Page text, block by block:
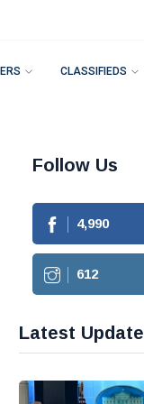
CLASSIFIEDS
Follow Us
4,990
612
Latest